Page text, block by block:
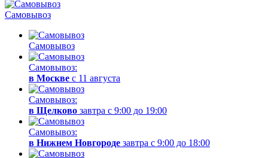
Самовывоз
Самовывоз
Самовывоз:
в Москве с 11 августа
Самовывоз:
в Щелково завтра с 9:00 до 19:00
Самовывоз:
в Нижнем Новгороде завтра с 9:00 до 18:00